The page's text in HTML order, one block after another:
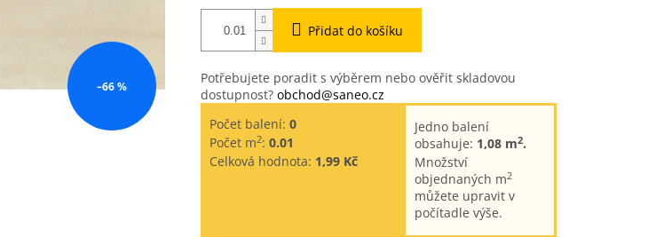
–66 %
Přidat do košíku
Potřebujete poradit s výběrem nebo ověřit skladovou
dostupnost? obchod@saneo.cz
Počet balení: 0
Počet m2: 0.01
Celková hodnota: 1,99 Kč
Jedno balení
obsahuje: 1,08 m2.
Množství
objednaných m2
můžete upravit v
počítadle výše.